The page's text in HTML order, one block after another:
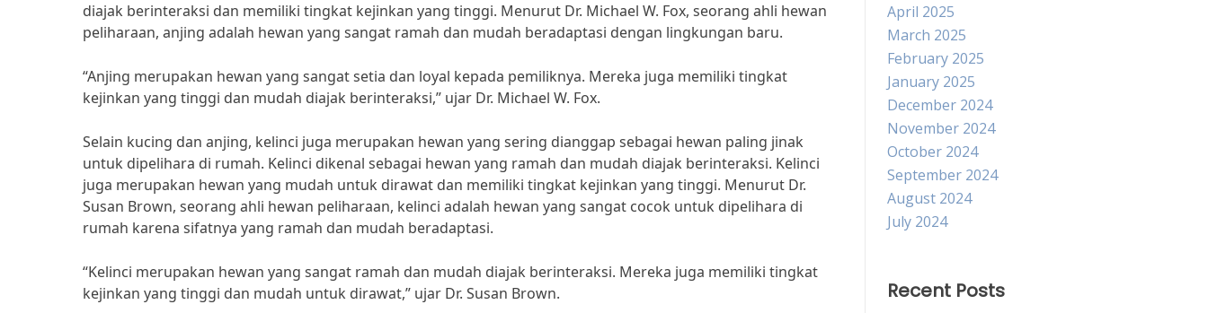
diajak berinteraksi dan memiliki tingkat kejinkan yang tinggi. Menurut Dr. Michael W. Fox, seorang ahli hewan
peliharaan, anjing adalah hewan yang sangat ramah dan mudah beradaptasi dengan lingkungan baru.
“Anjing merupakan hewan yang sangat setia dan loyal kepada pemiliknya. Mereka juga memiliki tingkat
kejinkan yang tinggi dan mudah diajak berinteraksi,” ujar Dr. Michael W. Fox.
Selain kucing dan anjing, kelinci juga merupakan hewan yang sering dianggap sebagai hewan paling jinak
untuk dipelihara di rumah. Kelinci dikenal sebagai hewan yang ramah dan mudah diajak berinteraksi. Kelinci
juga merupakan hewan yang mudah untuk dirawat dan memiliki tingkat kejinkan yang tinggi. Menurut Dr.
Susan Brown, seorang ahli hewan peliharaan, kelinci adalah hewan yang sangat cocok untuk dipelihara di
rumah karena sifatnya yang ramah dan mudah beradaptasi.
“Kelinci merupakan hewan yang sangat ramah dan mudah diajak berinteraksi. Mereka juga memiliki tingkat
kejinkan yang tinggi dan mudah untuk dirawat,” ujar Dr. Susan Brown.
April 2025
March 2025
February 2025
January 2025
December 2024
November 2024
October 2024
September 2024
August 2024
July 2024
Recent Posts